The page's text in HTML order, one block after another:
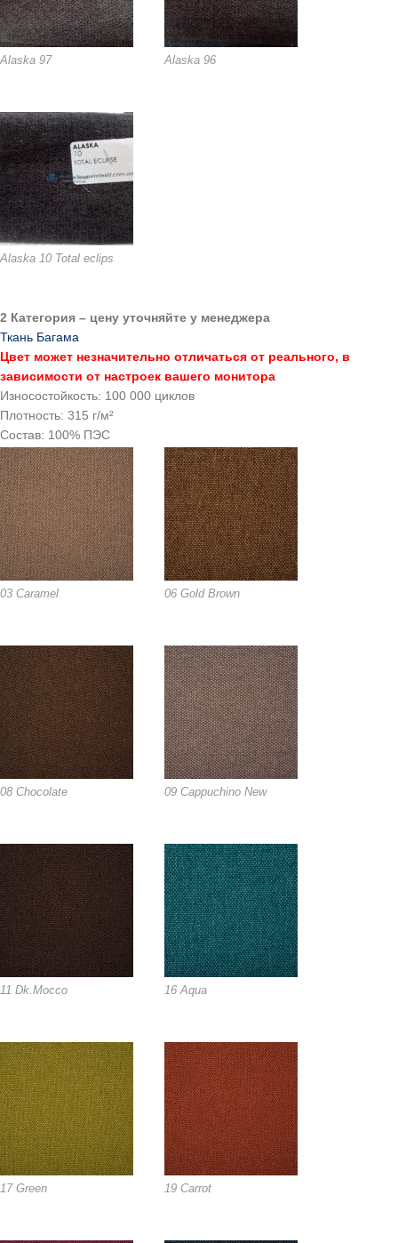
Alaska 97 Alaska 96
Alaska 10 Total eclips
2 Категория – цену уточняйте у менеджера
Ткань Багама
Цвет может незначительно отличаться от реального, в
зависимости от настроек вашего монитора
Износостойкость: 100 000 циклов
Плотность: 315 г/м²
Состав: 100% ПЭС
03 Caramel 06 Gold Brown
08 Chocolate 09 Cappuchino New
11 Dk.Mocco 16 Aqua
17 Green 19 Carrot